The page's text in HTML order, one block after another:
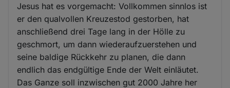
Jesus hat es vorgemacht: Vollkommen sinnlos ist
er den qualvollen Kreuzestod gestorben, hat
anschließend drei Tage lang in der Hölle zu
geschmort, um dann wiederaufzuerstehen und
seine baldige Rückkehr zu planen, die dann
endlich das endgültige Ende der Welt einläutet.
Das Ganze soll inzwischen gut 2000 Jahre her